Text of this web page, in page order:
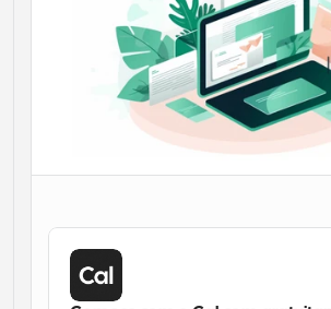
Reuniões Instantâneas
Reunião com clientes em minutos
Links de Grupo Dinâmico
Agende reuniões de forma fluida